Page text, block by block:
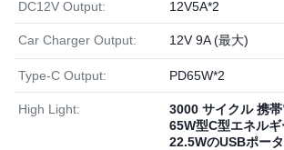
DC12V Output: 12V5A*2
Car Charger Output: 12V 9A (最大)
Type-C Output: PD65W*2
High Light: 3000 サイクル 携
65W型C型エネル
22.5WのUSBポー